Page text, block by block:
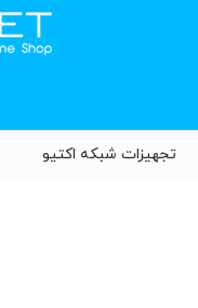
تجهیزات شبکه اکتیو